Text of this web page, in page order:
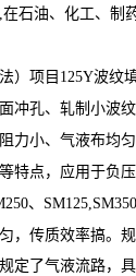
石油、化工、制
）项目125Y波纹
冲孔、轧制小波
力小、气液布均
特点，应用于负
、
，传质效率搞。
定了气液流路，